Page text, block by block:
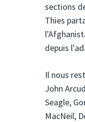
sections
Thies
depuis
Il nous
John
Seagle,
MacNeil,